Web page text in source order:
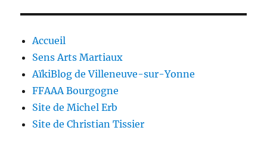
Accueil
Sens Arts Martiaux
AïkiBlog de Villeneuve-sur-Yonne
FFAAA Bourgogne
Site de Michel Erb
Site de Christian Tissier